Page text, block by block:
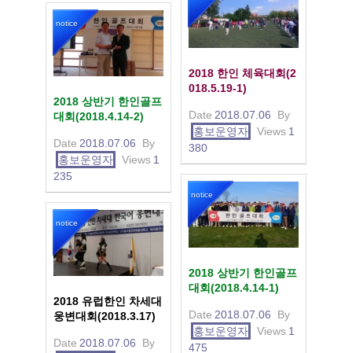
2018 한인 체육대회(2
018.5.19-1)
Date 2018.07.06
By
홍보운영자
Views 1
380
notice
2018 상반기 한인골프
대회(2018.4.14-2)
Date 2018.07.06
By
홍보운영자
Views 1
235
notice
2018 상반기 한인골프
대회(2018.4.14-1)
Date 2018.07.06
By
홍보운영자
Views 1
475
notice
2018 유럽한인 차세대
웅변대회(2018.3.17)
Date 2018.07.06
By